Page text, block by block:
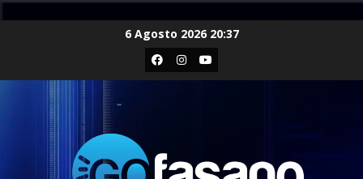
6 Agosto 2026 20:37
Facebook
Instagram
Youtube